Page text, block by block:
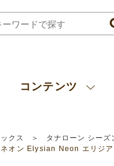
コンテンツ
クス
タナローン シーズ
オン Elysian Neon エリジ